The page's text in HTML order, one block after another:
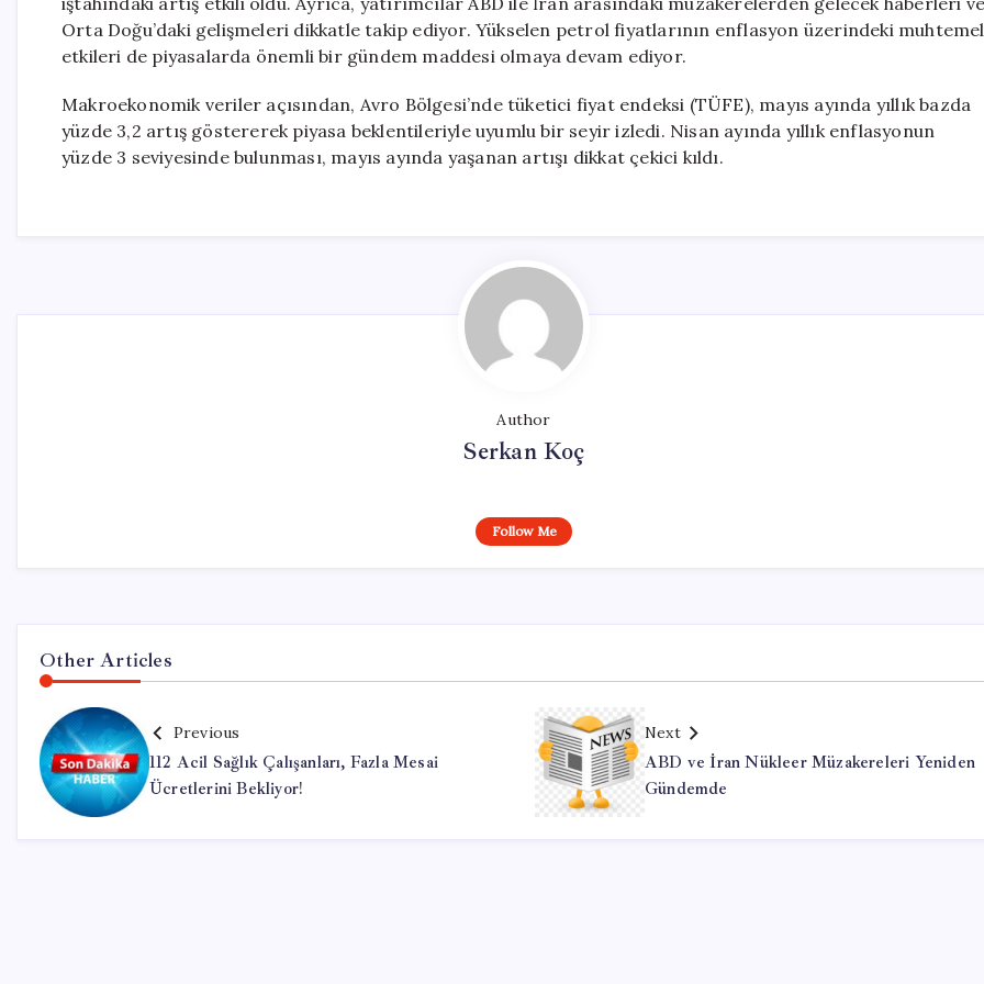
Orta Doğu’daki gelişmeleri dikkatle takip ediyor. Yükselen petrol fiyatlarının enflasyon üzerindeki muhtemel
etkileri de piyasalarda önemli bir gündem maddesi olmaya devam ediyor.
Makroekonomik veriler açısından, Avro Bölgesi’nde tüketici fiyat endeksi (TÜFE), mayıs ayında yıllık bazda
yüzde 3,2 artış göstererek piyasa beklentileriyle uyumlu bir seyir izledi. Nisan ayında yıllık enflasyonun
yüzde 3 seviyesinde bulunması, mayıs ayında yaşanan artışı dikkat çekici kıldı.
Author
Serkan Koç
Follow Me
Other Articles
Previous
112 Acil Sağlık Çalışanları, Fazla Mesai
Ücretlerini Bekliyor!
Next
ABD ve İran Nükleer Müzakereleri Yeniden
Gündemde